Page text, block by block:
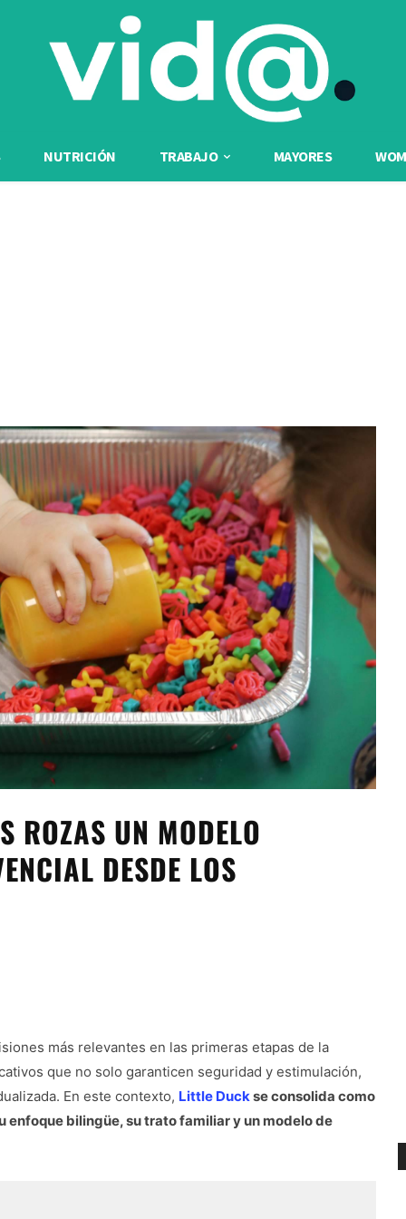
NUTRICIÓN TRABAJO MAYORES
ROZAS UN MODELO
DESDE LOS
más relevantes en las primeras etapas de la
que no solo garanticen seguridad y estimulación,
En este contexto, Little Duckse consolida como
enfoque bilingüe, su trato familiar y un modelo de